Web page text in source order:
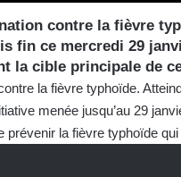
contre la fièvre
fin ce mercredi 29
la cible principale de
la fièvre typhoïde.
menée jusqu’au 29
prévenir la fièvre typhoïde